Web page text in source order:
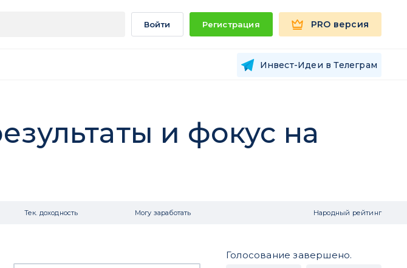
Войти Регистрация PRO версия
Инвест-Идеи в Телеграм
и фокус на
Тек. доходность Могу заработать Народный рейтинг
Голосование завершено.